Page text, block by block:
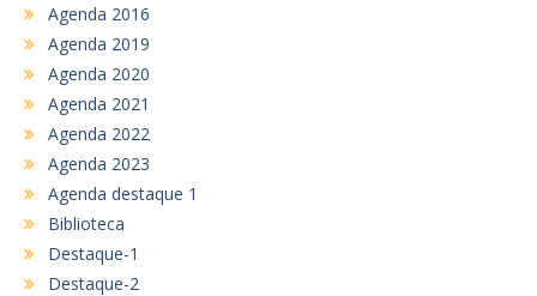
Agenda 2016
Agenda 2019
Agenda 2020
Agenda 2021
Agenda 2022
Agenda 2023
Agenda destaque 1
Biblioteca
Destaque-1
Destaque-2